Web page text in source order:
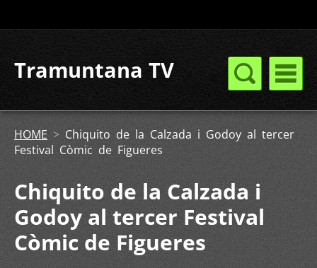
Tramuntana TV
HOME > Chiquito de la Calzada i Godoy al tercer
Festival Còmic de Figueres
Chiquito de la Calzada i
Godoy al tercer Festival
Còmic de Figueres